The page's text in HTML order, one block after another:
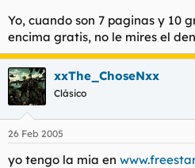
Yo, cuando son 7 paginas y 10
encima gratis, no le mires el
xxThe_ChoseNxx
Clásico
26 Feb 2005
yo tengo la mia en